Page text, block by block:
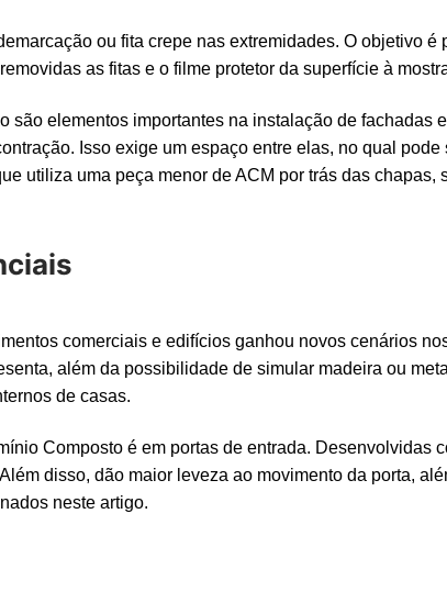
ou fita crepe nas extremidades. O objetivo
as fitas e o filme protetor da superfície à
são elementos importantes na instalação de
Isso exige um espaço entre elas, no qual
utiliza uma peça menor de ACM por trás das
comerciais e edifícios ganhou novos cenários
além da possibilidade de simular madeira ou
de casas.
Composto é em portas de entrada. Desenvolvidas
disso, dão maior leveza ao movimento da porta,
neste artigo.